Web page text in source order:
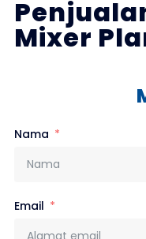
Mixer
Nama
Email